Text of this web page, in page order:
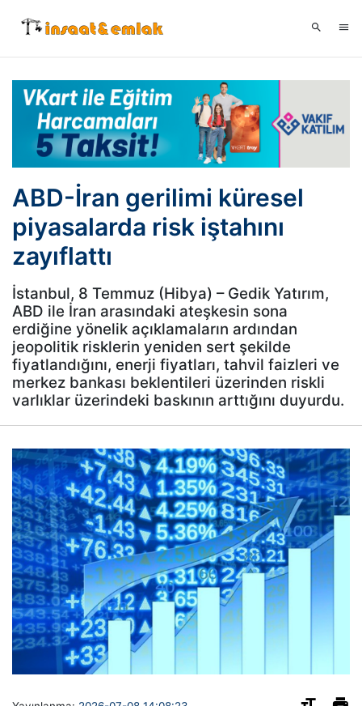
ABD-İran gerilimi küresel
piyasalarda risk iştahını
zayıflattı
İstanbul, 8 Temmuz (Hibya) – Gedik Yatırım,
ABD ile İran arasındaki ateşkesin sona
erdiğine yönelik açıklamaların ardından
jeopolitik risklerin yeniden sert şekilde
fiyatlandığını, enerji fiyatları, tahvil faizleri ve
merkez bankası beklentileri üzerinden riskli
varlıklar üzerindeki baskının arttığını duyurdu.